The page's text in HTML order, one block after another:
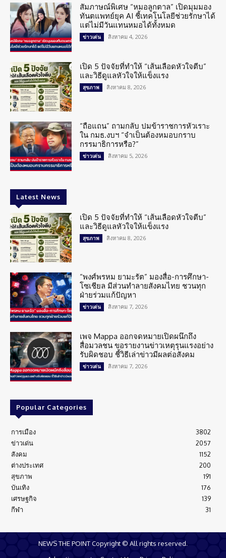
สัมภาษณ์พิเศษ “หมอลูกตาล” เปิดมุมมอง
ทันตแพทย์ยุค AI ชี้เทคโนโลยีช่วยรักษาได้
แต่ไม่มีวันแทนหมอได้ทั้งหมด
ข่าวเด่น สิงหาคม 4, 2026
เปิด 5 ปัจจัยที่ทำให้ “เส้นเลือดหัวใจตีบ”
และวิธีดูแลหัวใจให้แข็งแรง
สุขภาพ สิงหาคม 8, 2026
“ถือแถน” ถามกลับ ปมข้าราชการหัวเราะ
ใน กมธ.งบฯ “จำเป็นต้องหมอบกราบ
กรรมาธิการหรือ?”
ข่าวเด่น สิงหาคม 5, 2026
Latest News
เปิด 5 ปัจจัยที่ทำให้ “เส้นเลือดหัวใจตีบ”
และวิธีดูแลหัวใจให้แข็งแรง
สุขภาพ สิงหาคม 8, 2026
“พงศ์พรหม ยามะรัต” มองสื่อ-การศึกษา-
โซเชียล มีส่วนทำลายสังคมไทย ชวนทุก
ฝ่ายร่วมแก้ปัญหา
ข่าวเด่น สิงหาคม 7, 2026
เพจ Mappa ออกจดหมายเปิดผนึกถึง
สื่อมวลชน ขอรายงานข่าวเหตุรุนแรงอย่าง
รับผิดชอบ ชี้วิธีเล่าข่าวมีผลต่อสังคม
ข่าวเด่น สิงหาคม 7, 2026
Popular Categories
การเมือง
3802
ข่าวเด่น
2057
สังคม
1152
ต่างประเทศ
200
สุขภาพ
191
บันเทิง
176
เศรษฐกิจ
139
กีฬา
31
NEWS THE POINT Copyright © All rights reserved.